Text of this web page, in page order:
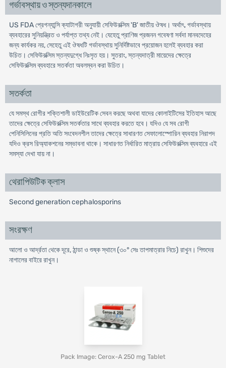
গর্ভাবস্থায় ও স্তন্যদানকালে
US FDA প্রেগন্যান্সি ক্যাটাগরী অনুযায়ী সেফিউরক্সিম 'B' জাতীয় ঔষধ। অর্থাৎ, গর্ভাবস্থায়
ব্যবহারের সুনিয়ন্ত্রিত ও পর্যাপ্ত তথ্য নেই। যেহেতু প্রাণিজ প্রজনন গবেষণা সর্বদা মানবদেহের
জন্য কার্যকর নয়, সেহেতু এই ঔষধটি গর্ভাবস্থায় সুনির্দিষ্টভাবে প্রয়োজন হলেই ব্যবহার করা
উচিত। সেফিউরক্সিম স্তন্যদুগ্ধে নিঃসৃত হয়। সুতরাং, স্তন্যদাত্রী মায়েদের ক্ষেত্রে
সেফিউরক্সিম ব্যবহারে সতর্কতা অবলম্বন করা উচিত।
সতর্কতা
যে সমস্থ রোগীর শক্তিশালী ডাইউরেটিক সেবন করছে অথবা যাদের কোলাইটিসের ইতিহাস আছে
তাদের ক্ষেত্রে সেফিউরক্সিম সতর্কতার সাথে ব্যবহার করতে হবে। যদিও যে সব রোগী
পেনিসিলিনের প্রতি অতি সংবেদনশীল তাদের ক্ষেত্রে সাধারণত সেফালোস্পোরিন ব্যবহার নিরাপদ
যদিও ক্রস রিঅ্যাকশনের সম্ভাবনা থাকে। সাধারণত নির্ধারিত মাত্রায় সেফিউরক্সিম ব্যবহারে এই
সমস্যা দেখা যায় না।
থেরাপিউটিক ক্লাস
Second generation cephalosporins
সংরক্ষণ
আলো ও আর্দ্রতা থেকে দূরে, ঠান্ডা ও শুষ্ক স্থানে (৩০° সেঃ তাপমাত্রার নিচে) রাখুন। শিশুদের
নাগালের বাইরে রাখুন।
Pack Image: Cerox-A 250 mg Tablet